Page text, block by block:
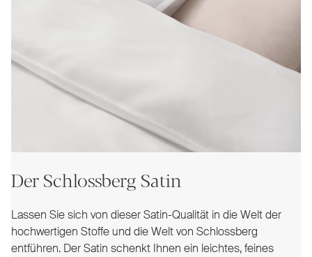
Der Schlossberg Satin
Lassen Sie sich von dieser Satin-Qualität in die Welt der
hochwertigen Stoffe und die Welt von Schlossberg
entführen. Der Satin schenkt Ihnen ein leichtes, feines